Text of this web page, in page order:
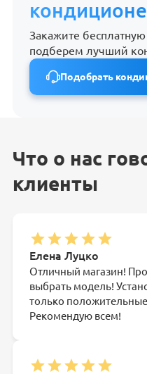
Закажите
подберем лучший
Подобрать
Что о нас
клиенты
Елена Луцко
Отличный магазин!
выбрать модель!
только
Рекомендую всем!